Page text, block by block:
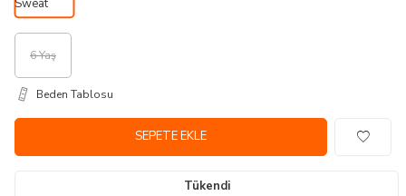
6 Yaş
Beden Tablosu
SEPETE EKLE
Tükendi